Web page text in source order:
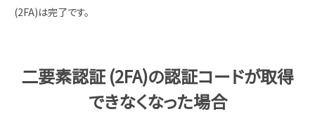
(2FA)は完了です。
二要素認証 (2FA)の認証コードが取得
できなくなった場合